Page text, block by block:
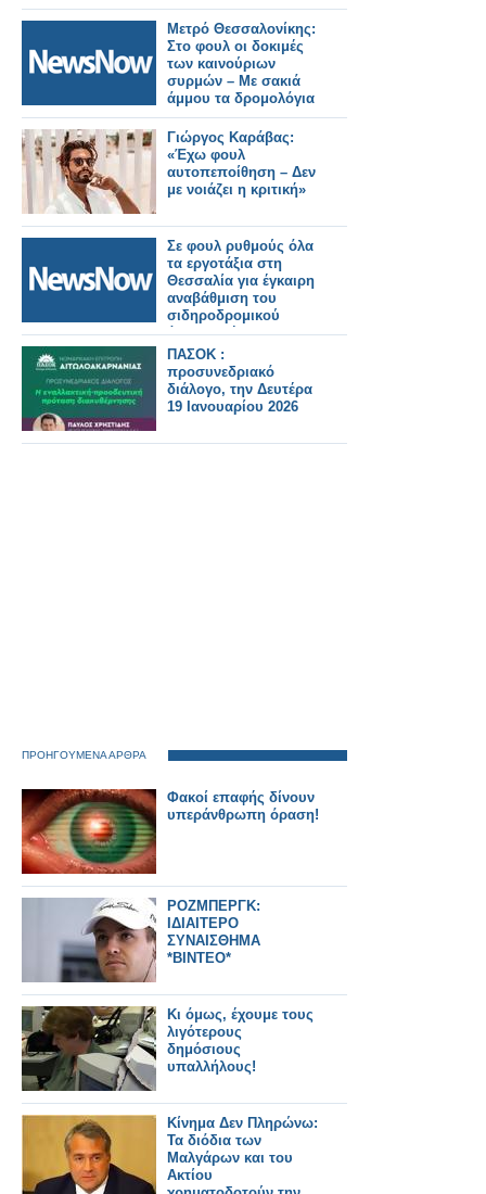
Μετρό Θεσσαλονίκης:
Στο φουλ οι δοκιμές
των καινούριων
συρμών – Με σακιά
άμμου τα δρομολόγια
Γιώργος Καράβας:
«Έχω φουλ
αυτοπεποίθηση – Δεν
με νοιάζει η κριτική»
Σε φουλ ρυθμούς όλα
τα εργοτάξια στη
Θεσσαλία για έγκαιρη
αναβάθμιση του
σιδηροδρομικού
άξονα Αθήνα –
Θεσσαλονίκη με 100%
τηλεδιοίκηση,
σηματοδότηση και
ETCS
ΠΑΣΟΚ :
προσυνεδριακό
διάλογο, την Δευτέρα
19 Ιανουαρίου 2026
ΠΡΟΗΓΟΥΜΕΝΑ ΑΡΘΡΑ
Φακοί επαφής δίνουν
υπεράνθρωπη όραση!
ΡΟΖΜΠΕΡΓΚ:
ΙΔΙΑΙΤΕΡΟ
ΣΥΝΑΙΣΘΗΜΑ
*ΒΙΝΤΕΟ*
Κι όμως, έχουμε τους
λιγότερους
δημόσιους
υπαλλήλους!
Κίνημα Δεν Πληρώνω:
Τα διόδια των
Μαλγάρων και του
Ακτίου